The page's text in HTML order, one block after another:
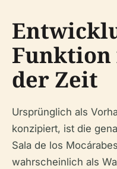
Funktion
der Zeit
Ursprünglich als
konzipiert, ist die
Sala de los
wahrscheinlich als